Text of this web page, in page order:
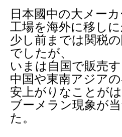
日本國中の大メー
工場を海外に移し
少し前までは関税
でしたが、
いまは自国で販売
中国や東南アジア
安上がりなことが
ブーメラン現象が
た。